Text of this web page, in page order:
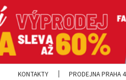
KONTAKTY PRODEJNA PRAHA 4